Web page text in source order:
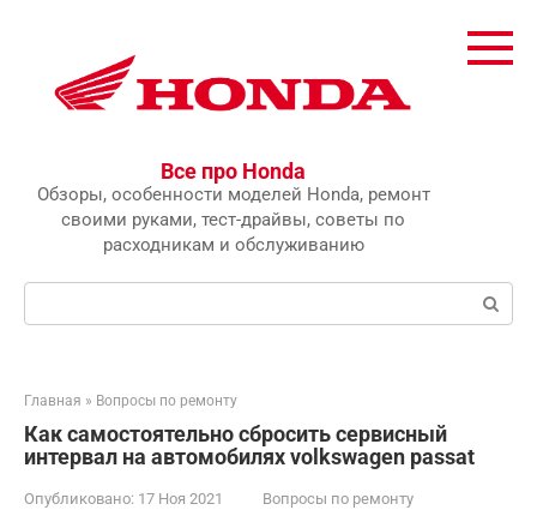
Все про Honda
Обзоры, особенности моделей Honda, ремонт
своими руками, тест-драйвы, советы по
расходникам и обслуживанию
Главная » Вопросы по ремонту
Как самостоятельно сбросить сервисный
интервал на автомобилях volkswagen passat
Опубликовано: 17 Ноя 2021
Вопросы по ремонту